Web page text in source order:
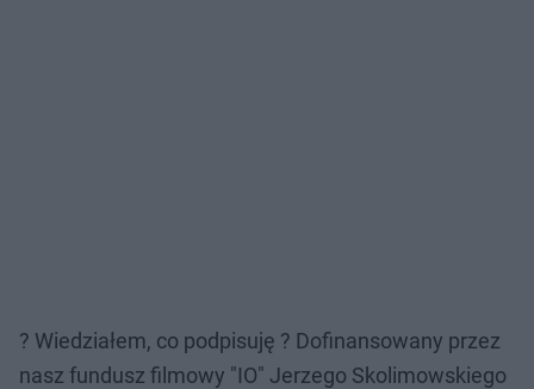
? Wiedziałem, co podpisuję ? Dofinansowany przez
nasz fundusz filmowy "IO" Jerzego Skolimowskiego